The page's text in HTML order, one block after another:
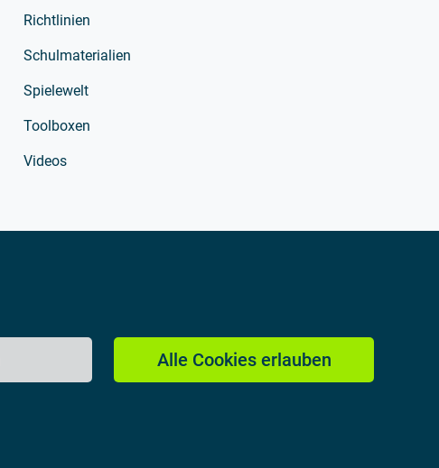
Alle Cookies erlauben
Richtlinien
Schulmaterialien
Spielewelt
Toolboxen
Videos